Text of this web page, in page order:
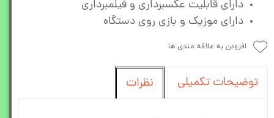
دارای قابلیت عکسبرداری و فیلمبرداری
دارای موزیک و بازی روی دستگاه
افزودن به علاقه مندی ها
توضیحات تکمیلی نظرات